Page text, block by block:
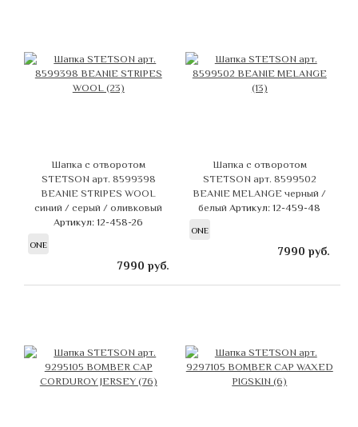
Шапка с отворотом
STETSON арт. 8599398
BEANIE STRIPES WOOL
синий / серый / оливковый
Артикул: 12-458-26
ONE
7990 руб.
Шапка с отворотом
STETSON арт. 8599502
BEANIE MELANGE черный /
белыйАртикул: 12-459-48
ONE
7990 руб.